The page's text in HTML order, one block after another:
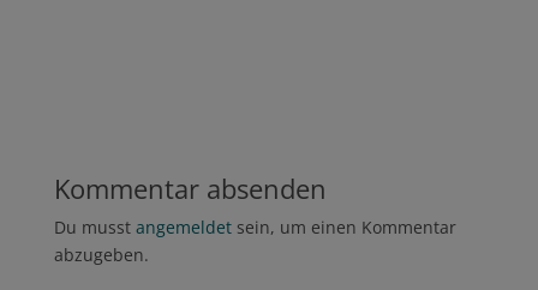
Kommentar absenden
Du musst angemeldetsein, um einen Kommentar
abzugeben.